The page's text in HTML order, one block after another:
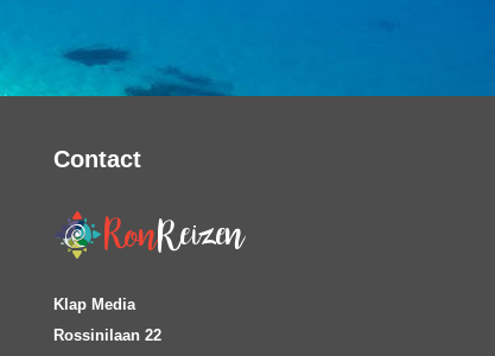
Contact
Klap Media
Rossinilaan 22